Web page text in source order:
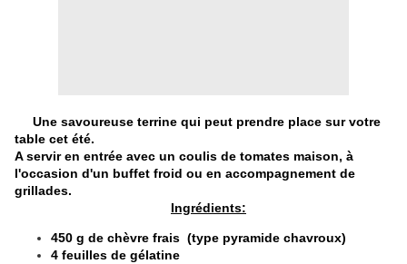
Une savoureuse terrine qui peut prendre place sur votre
table cet été.
A servir en entrée avec un coulis de tomates maison, à
l'occasion d'un buffet froid ou en accompagnement de
grillades.
Ingrédients:
450 g de chèvre frais (type pyramide chavroux)
4 feuilles de gélatine